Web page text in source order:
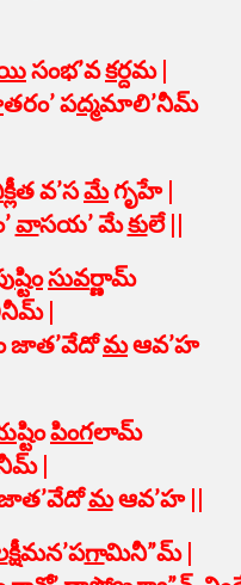
సంభ’వకర్దమ |
తరం’ పద్మమాలి’నీమ్
క్లీత వ’సమేగృహే |
వాసయ’ మేకులే ||
ష్టింసువర్ణామ్
|
జాత’వేదోమఆవ’హ
ష్టింపిగలామ్
|
మఆవ’హ ||
క్షీమన’పగామినీ”మ్ |